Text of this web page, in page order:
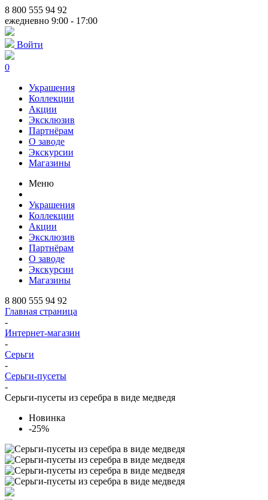
8 800 555 94 92
ежедневно 9:00 - 17:00
Войти
0
Украшения
Коллекции
Акции
Эксклюзив
Партнёрам
О заводе
Экскурсии
Магазины
Меню
Украшения
Коллекции
Акции
Эксклюзив
Партнёрам
О заводе
Экскурсии
Магазины
8 800 555 94 92
Главная страница
-
Интернет-магазин
-
Серьги
-
Серьги-пусеты
-
Серьги-пусеты из серебра в виде медведя
Новинка
-25%